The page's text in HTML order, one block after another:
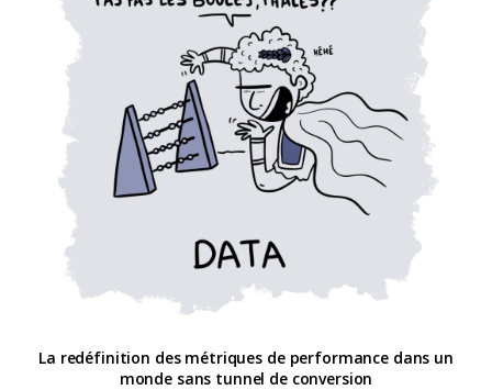
La redéfinition des métriques de performance dans un
monde sans tunnel de conversion